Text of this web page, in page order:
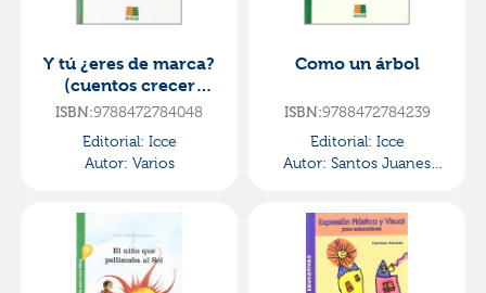
Y tú ¿eres de marca?
(cuentos crecer
felices). icce
ISBN:9788472784048
Editorial: Icce
Autor: Varios
Como un árbol
ISBN:9788472784239
Editorial: Icce
Autor: Santos Juanes